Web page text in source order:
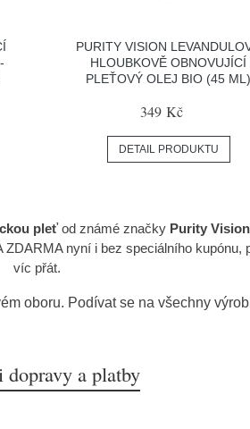
PURITY VISION
HLOUBKOVĚ OBNOVUJÍCÍ
PLEŤOVÝ OLEJ BIO (45 ML)
349 Kč
DETAIL PRODUKTU
pleťod známé značky Purity Vision
nyní i bez speciálního
víc přát.
oboru. Podívat se na všechny
a platby